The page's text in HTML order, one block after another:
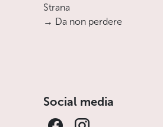
Strana
→ Da non perdere
Social media